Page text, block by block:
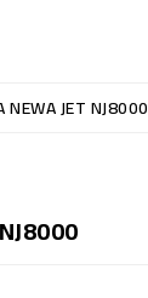
NEWA JET NJ8000